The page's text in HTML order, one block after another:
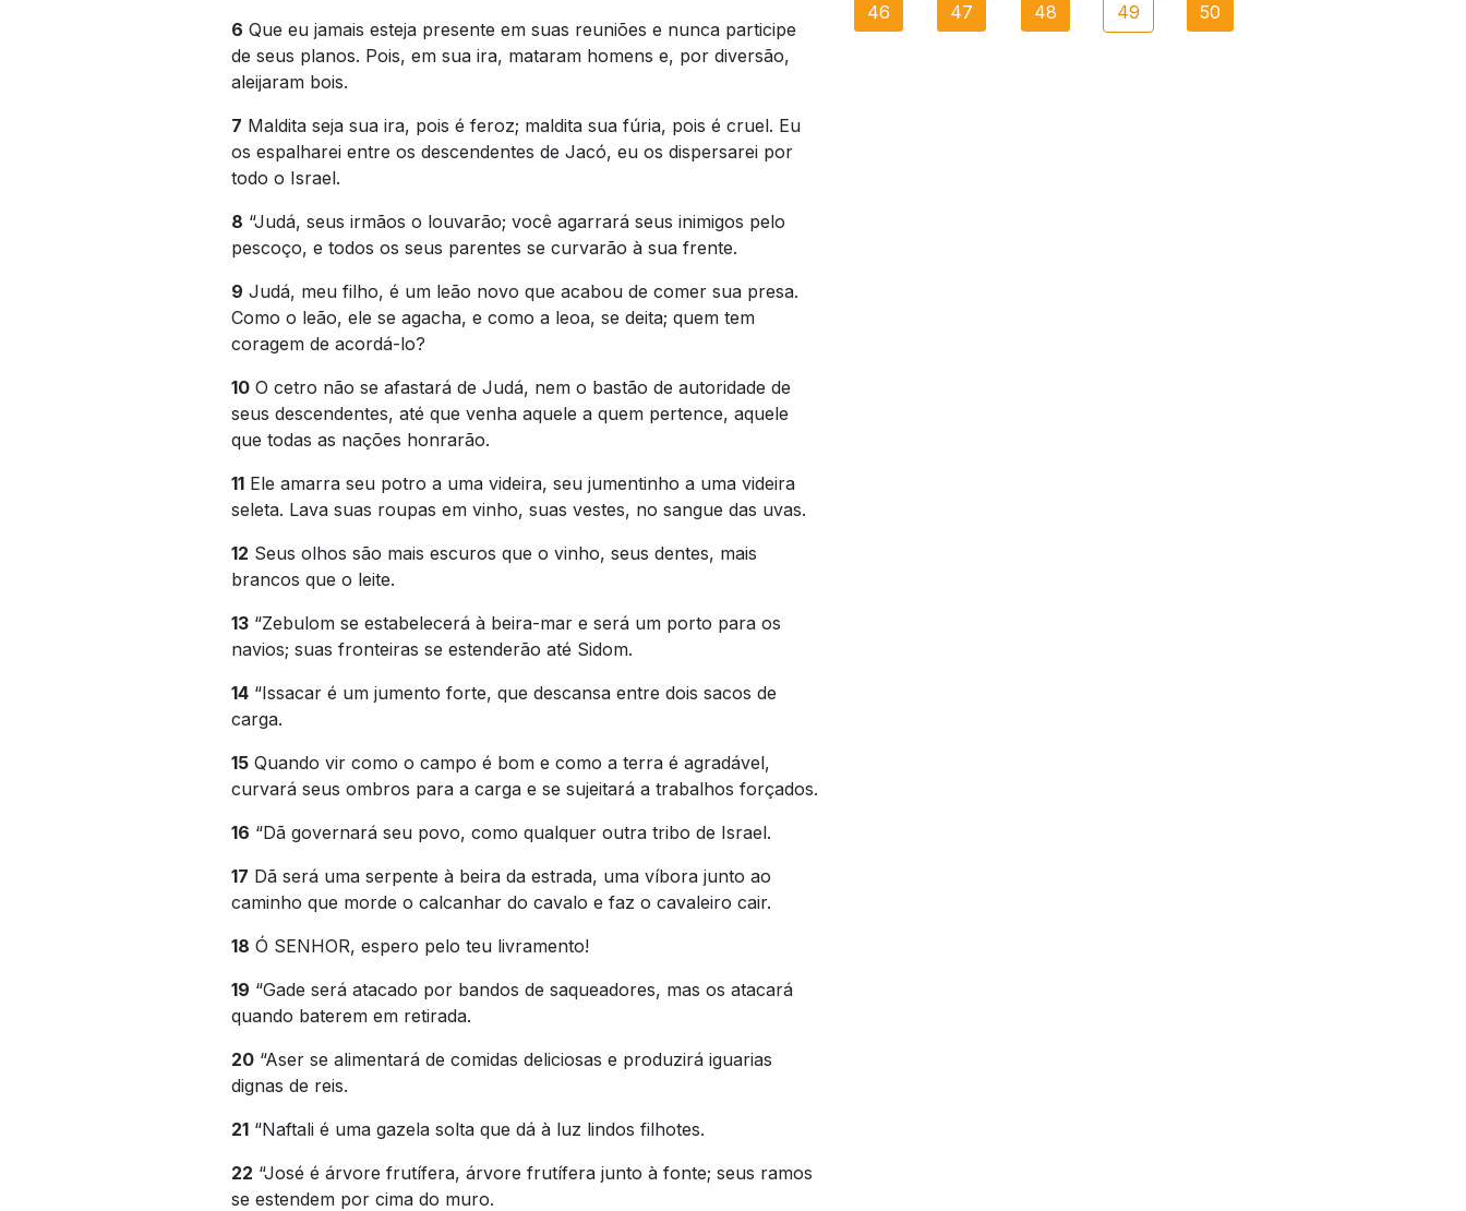
6 Que eu jamais esteja presente em suas reuniões e nunca participe
de seus planos. Pois, em sua ira, mataram homens e, por diversão,
aleijaram bois.
7 Maldita seja sua ira, pois é feroz; maldita sua fúria, pois é cruel. Eu
os espalharei entre os descendentes de Jacó, eu os dispersarei por
todo o Israel.
8 “Judá, seus irmãos o louvarão; você agarrará seus inimigos pelo
pescoço, e todos os seus parentes se curvarão à sua frente.
9 Judá, meu filho, é um leão novo que acabou de comer sua presa.
Como o leão, ele se agacha, e como a leoa, se deita; quem tem
coragem de acordá-lo?
10 O cetro não se afastará de Judá, nem o bastão de autoridade de
seus descendentes, até que venha aquele a quem pertence, aquele
que todas as nações honrarão.
11 Ele amarra seu potro a uma videira, seu jumentinho a uma videira
seleta. Lava suas roupas em vinho, suas vestes, no sangue das uvas.
12 Seus olhos são mais escuros que o vinho, seus dentes, mais
brancos que o leite.
13 “Zebulom se estabelecerá à beira-mar e será um porto para os
navios; suas fronteiras se estenderão até Sidom.
14 “Issacar é um jumento forte, que descansa entre dois sacos de
carga.
15 Quando vir como o campo é bom e como a terra é agradável,
curvará seus ombros para a carga e se sujeitará a trabalhos forçados.
16 “Dã governará seu povo, como qualquer outra tribo de Israel.
17 Dã será uma serpente à beira da estrada, uma víbora junto ao
caminho que morde o calcanhar do cavalo e faz o cavaleiro cair.
18 Ó SENHOR, espero pelo teu livramento!
19 “Gade será atacado por bandos de saqueadores, mas os atacará
quando baterem em retirada.
20 “Aser se alimentará de comidas deliciosas e produzirá iguarias
dignas de reis.
21 “Naftali é uma gazela solta que dá à luz lindos filhotes.
22 “José é árvore frutífera, árvore frutífera junto à fonte; seus ramos
se estendem por cima do muro.
46 47 48 49 50